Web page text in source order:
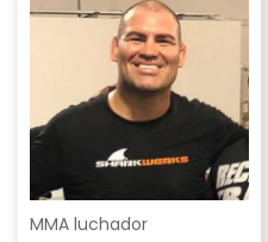
MMA luchador